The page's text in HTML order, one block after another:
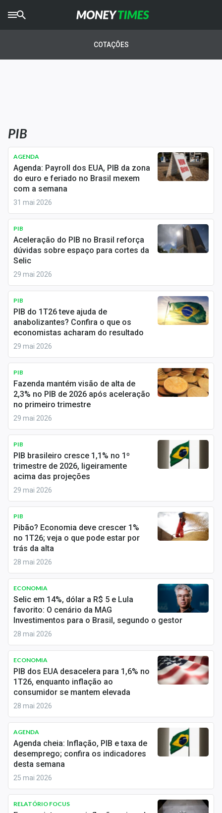
AGROTIMES
Newsletters
Money Trader
Anuncie
Últimas Notícias
Newsletters
Cotações
Comprar ou vender?
Carteiras Recomendadas
Central de Dividendos
Central de Fundos Imobiliários
Central dos IPOs
Renda Fixa
Finanças Pessoais
Economia
Empresas
Brasil
Política
Colunas
Internacional
Marketing
Tecnologia
Conteúdo de Marca
Sobre
Expediente
Contato
COTAÇÕES
PIB
AGENDA
Agenda: Payroll dos EUA, PIB da zona
do euro e feriado no Brasil mexem
com a semana
31 mai 2026
PIB
Aceleração do PIB no Brasil reforça
dúvidas sobre espaço para cortes da
Selic
29 mai 2026
PIB
PIB do 1T26 teve ajuda de
anabolizantes? Confira o que os
economistas acharam do resultado
29 mai 2026
PIB
Fazenda mantém visão de alta de
2,3% no PIB de 2026 após aceleração
no primeiro trimestre
29 mai 2026
PIB
PIB brasileiro cresce 1,1% no 1º
trimestre de 2026, ligeiramente
acima das projeções
29 mai 2026
PIB
Pibão? Economia deve crescer 1%
no 1T26; veja o que pode estar por
trás da alta
28 mai 2026
ECONOMIA
Selic em 14%, dólar a R$ 5 e Lula
favorito: O cenário da MAG
Investimentos para o Brasil, segundo o gestor
28 mai 2026
ECONOMIA
PIB dos EUA desacelera para 1,6% no
1T26, enquanto inflação ao
consumidor se mantem elevada
28 mai 2026
AGENDA
Agenda cheia: Inflação, PIB e taxa de
desemprego; confira os indicadores
desta semana
25 mai 2026
RELATÓRIO FOCUS